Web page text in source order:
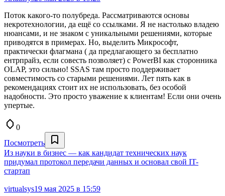
Поток какого-то полубреда. Рассматриваются основы
некротехнологии, да ещё со ссылками. Я не настолько владею
нюансами, и не знаком с уникальными решениями, которые
приводятся в примерах. Но, выделить Микрософт,
практически флагмана ( да предлагающего за бесплатно
ентрпрайз, если совесть позволяет) с PowerBI как сторонника
OLAP, это сильно! SSAS там просто поддерживает
совместимость со старыми решениями. Лет пять как в
рекомендациях стоит их не использовать, без особой
надобности. Это просто уважение к клиентам! Если они очень
упертые.
0
Посмотреть
Из науки в бизнес — как кандидат технических наук
придумал протокол передачи данных и основал свой IT-
стартап
virtualsys19 мая 2025 в 15:59